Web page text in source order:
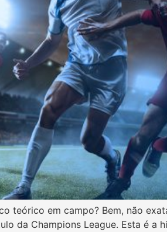
teórico em campo? Bem, não
da Champions League. Esta é